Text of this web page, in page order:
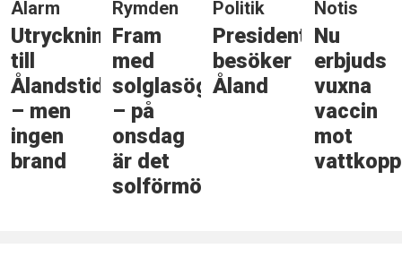
Alarm
Utryckning
till
Ålandstidningen
– men
ingen
brand
Rymden
Fram
med
solglasögonen
– på
onsdag
är det
solförmörkelse
Politik
Presidenten
besöker
Åland
Notis
Nu
erbjuds
vuxna
vaccin
mot